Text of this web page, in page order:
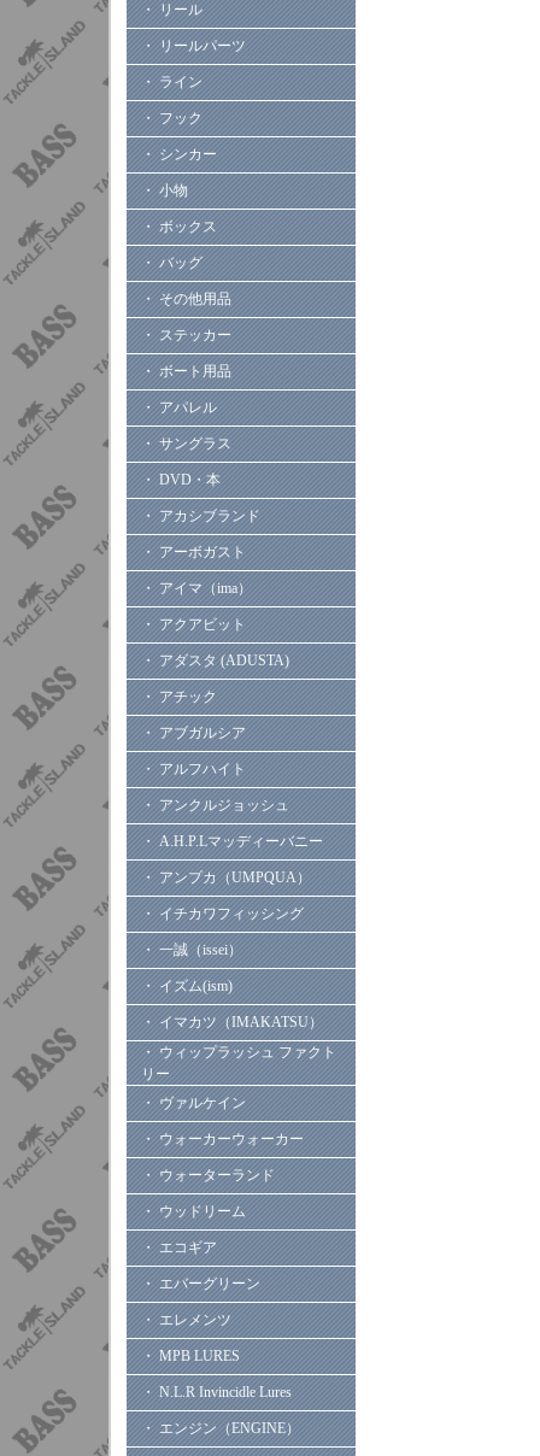
・ リール
・ リールパーツ
・ ライン
・ フック
・ シンカー
・ 小物
・ ボックス
・ バッグ
・ その他用品
・ ステッカー
・ ボート用品
・ アパレル
・ サングラス
・ DVD・本
・ アカシブランド
・ アーボガスト
・ アイマ（ima）
・ アクアビット
・ アダスタ (ADUSTA)
・ アチック
・ アブガルシア
・ アルフハイト
・ アンクルジョッシュ
・ A.H.P.Lマッディーバニー
・ アンプカ（UMPQUA）
・ イチカワフィッシング
・ 一誠（issei）
・ イズム(ism)
・ イマカツ（IMAKATSU）
・ ウィップラッシュ ファクト
リー
・ ヴァルケイン
・ ウォーカーウォーカー
・ ウォーターランド
・ ウッドリーム
・ エコギア
・ エバーグリーン
・ エレメンツ
・ MPB LURES
・ N.L.R Invincidle Lures
・ エンジン（ENGINE）